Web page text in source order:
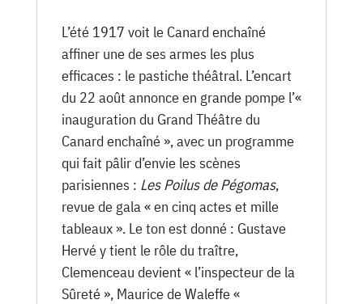
Août
1917
L’été 1917 voit le Canard enchaîné
affiner une de ses armes les plus
efficaces : le pastiche théâtral. L’encart
du 22 août annonce en grande pompe l’«
inauguration du Grand Théâtre du
Canard enchaîné », avec un programme
qui fait pâlir d’envie les scènes
parisiennes : Les Poilus de Pégomas,
revue de gala « en cinq actes et mille
tableaux ». Le ton est donné : Gustave
Hervé y tient le rôle du traître,
Clemenceau devient « l’inspecteur de la
Sûreté », Maurice de Waleffe «